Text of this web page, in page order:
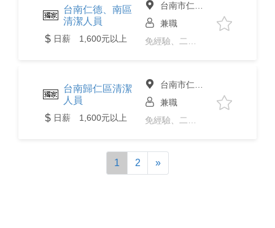
台南仁德、南區
清潔人員
日薪 1,600元以上
台南市仁德區
兼職
免經驗、二度就業、中高齡
台南歸仁區清潔
人員
日薪 1,600元以上
台南市仁德區
兼職
免經驗、二度就業、中高齡
1 2 »